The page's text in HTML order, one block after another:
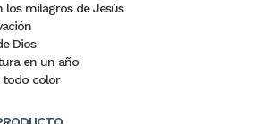
los milagros de Jesús
Dios
en un año
todo color